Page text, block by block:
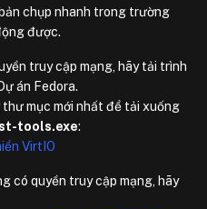
chụp nhanh trong trường
được.
truy cập mạng, hãy tải trình
án Fedora.
thư mục mới nhất để tải xuống
tools.exe:
VirtIO
có quyền truy cập mạng, hãy